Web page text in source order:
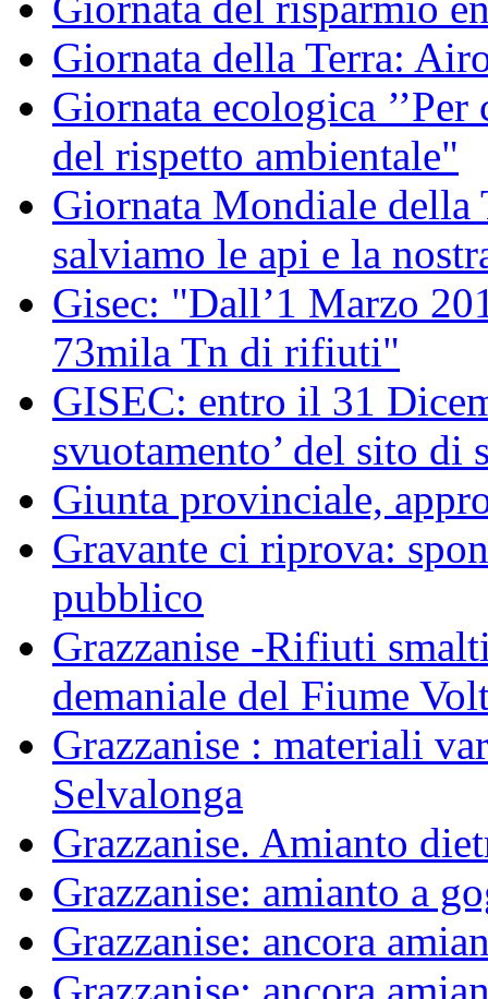
Giornata della Terra:
Giornata ecologica
del rispetto ambientale"
Giornata Mondiale della
salviamo le api e la
Gisec: "Dall’1 Marzo
73mila Tn di rifiuti"
GISEC: entro il 31
svuotamento’ del sito di
Giunta provinciale,
Gravante ci riprova:
pubblico
Grazzanise -Rifiuti
demaniale del Fiume
Grazzanise : materiali
Selvalonga
Grazzanise. Amianto
Grazzanise: amianto a
Grazzanise: ancora